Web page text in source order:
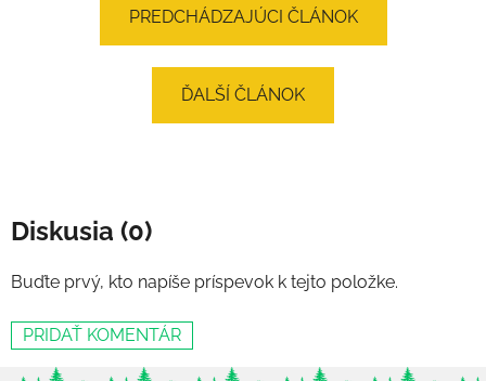
PREDCHÁDZAJÚCI ČLÁNOK
ĎALŠÍ ČLÁNOK
Diskusia (0)
Buďte prvý, kto napíše príspevok k tejto položke.
PRIDAŤ KOMENTÁR